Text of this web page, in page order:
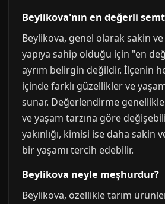
Beylikova'nın en değerli
Beylikova, genel olarak sakin
yapıya sahip olduğu için "en
ayrım belirgin değildir. İlçenin
içinde farklı güzellikler ve
sunar. Değerlendirme
ve yaşam tarzına göre
yakınlığı, kimisi ise daha sakin
bir yaşamı tercih edebilir.
Beylikova neyle meşhurdur?
Beylikova, özellikle tarım